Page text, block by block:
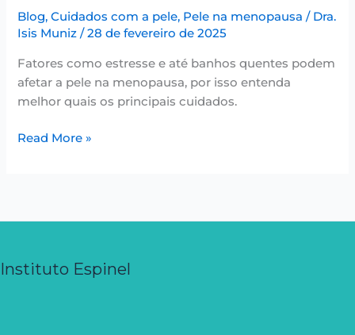
Blog,Cuidados com a pele, Pele na menopausa / Dra.
Isis Muniz/28 de fevereiro de 2025
Fatores como estresse e até banhos quentes podem
afetar a pele na menopausa, por isso entenda
melhor quais os principais cuidados.
Read More »
Instituto Espinel